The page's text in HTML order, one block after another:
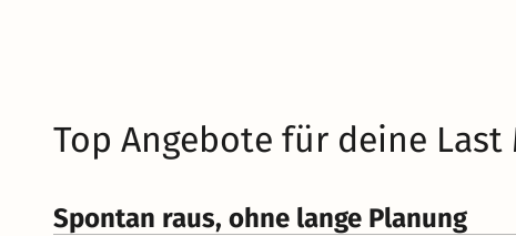
Top Angebote für deine
Spontan raus, ohne lange Planung